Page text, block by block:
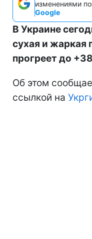
изменениями
Google
В Украине
сухая и жаркая
прогреет до
Об этом
ссылкой на